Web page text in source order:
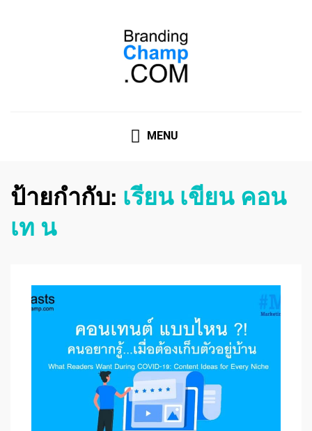
MENU
ป้ายกำกับ: เรียน เขียน คอน
เท น